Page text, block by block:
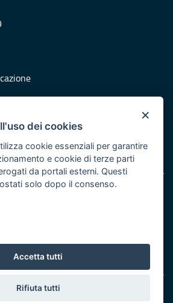
Civile Puglia
risorse del POR Puglia 2014/2020 -
© Regione Puglia
×
dei cookies
cookie essenziali per garantire
e cookie di terze parti
da portali esterni. Questi
solo dopo il consenso.
Accetta tutti
Rifiuta tutti